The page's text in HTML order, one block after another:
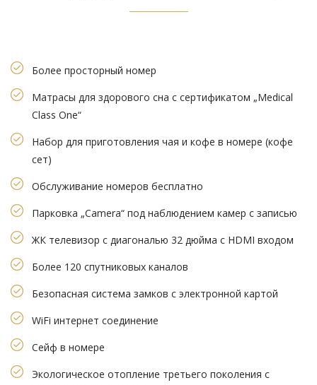
Более просторный номер
Матрасы для здорового сна с сертификатом „Medical
Class One“
Набор для приготовления чая и кофе в номере (кофе
сет)
Обслуживание номеров бесплатно
Парковка „Camera“ под наблюдением камер с записью
ЖК телевизор с диагональю 32 дюйма с HDMI входом
Более 120 спутниковых каналов
Безопасная система замков с электронной картой
WiFi интернет соединение
Сейф в номере
Экологическое отопление третьего поколения с